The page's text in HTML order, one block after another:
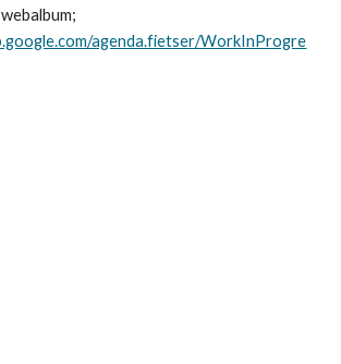
agenda.fietser/WorkInProgre